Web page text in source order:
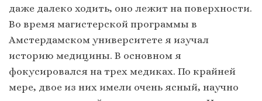
даже далеко ходить, оно лежит на поверхности.
Во время магистерской программы в
Амстердамском университете я изучал
историю медицины. В основном я
фокусировался на трех медиках. По крайней
мере, двое из них имели очень ясный, научно